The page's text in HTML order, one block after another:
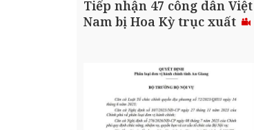
Tiếp nhận 47 công dân Việt
Nam bị Hoa Kỳ trục xuất